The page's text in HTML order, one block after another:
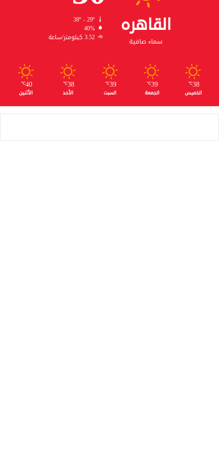
القاهره
سماء صافية
38º - 29º
40%
3.52 كيلومتر/ساعة
38
℃
الخميس
39
℃
الجمعة
39
℃
السبت
38
℃
الأحد
40
℃
الأثنين